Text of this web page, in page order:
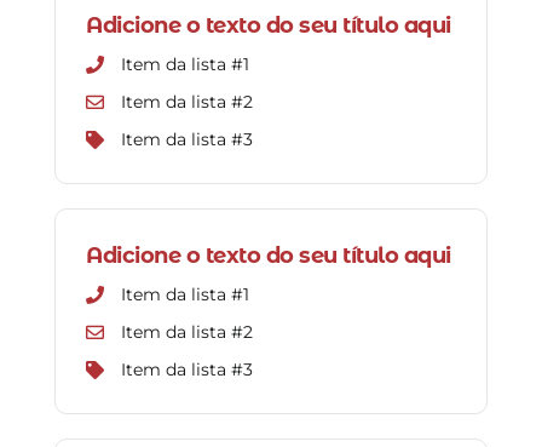
Adicione o texto do seu título aqui
Item da lista #1
Item da lista #2
Item da lista #3
Adicione o texto do seu título aqui
Item da lista #1
Item da lista #2
Item da lista #3